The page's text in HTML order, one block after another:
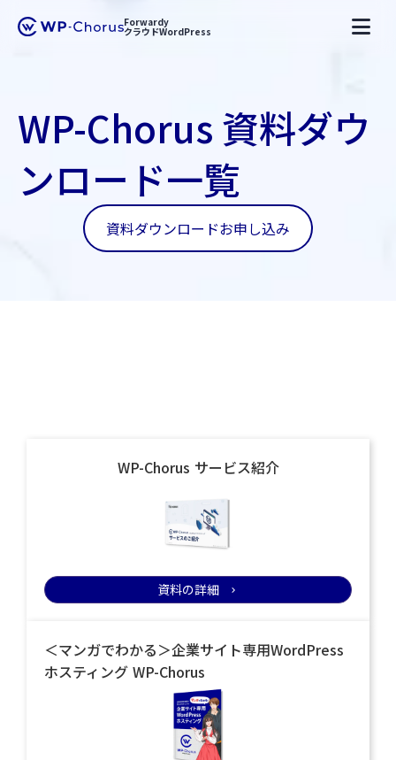
Forwardy
クラウドWordPress
WP-Chorus 資料ダウ
ンロード一覧
資料ダウンロードお申し込み
WP-Chorus サービス紹介
資料の詳細 keyboard_arrow_right
＜マンガでわかる＞企業サイト専用WordPress
ホスティング WP-Chorus